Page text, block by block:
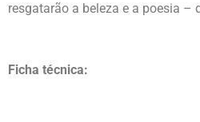
resgatarão a beleza e a poesia –
Ficha técnica: